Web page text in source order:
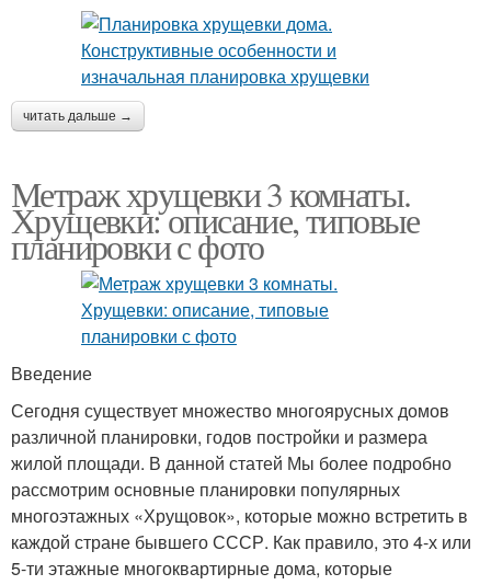
читать дальше →
Метраж хрущевки 3 комнаты.
Хрущевки: описание, типовые
планировки с фото
Введение
Сегодня существует множество многоярусных домов
различной планировки, годов постройки и размера
жилой площади. В данной статей Мы более подробно
рассмотрим основные планировки популярных
многоэтажных «Хрущовок», которые можно встретить в
каждой стране бывшего СССР. Как правило, это 4-х или
5-ти этажные многоквартирные дома, которые